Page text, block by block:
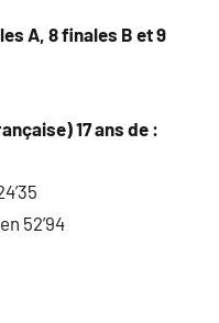
A, 8 finales B et 9
17 ans de :
52’94